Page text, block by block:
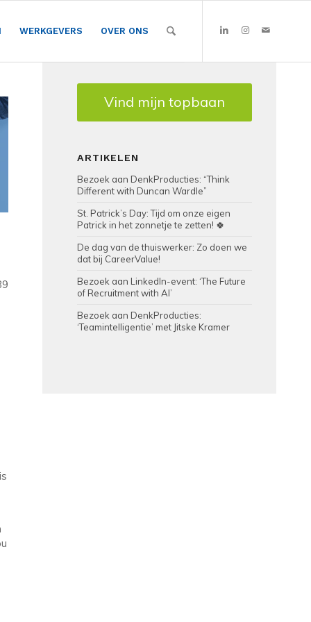
WERKGEVERS OVER ONS
Vind mijn topbaan
ARTIKELEN
Bezoek aan DenkProducties: “Think
Different with Duncan Wardle”
St. Patrick’s Day: Tijd om onze eigen
Patrick in het zonnetje te zetten! 🍀
De dag van de thuiswerker: Zo doen we
dat bij CareerValue!
Bezoek aan LinkedIn-event: ‘The Future
of Recruitment with AI’
Bezoek aan DenkProducties:
‘Teamintelligentie’ met Jitske Kramer